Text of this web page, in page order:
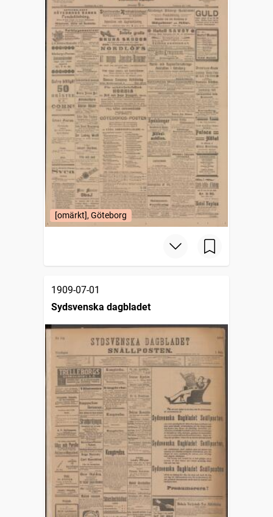
[omärkt], Göteborg
1909-07-01
Sydsvenska dagbladet